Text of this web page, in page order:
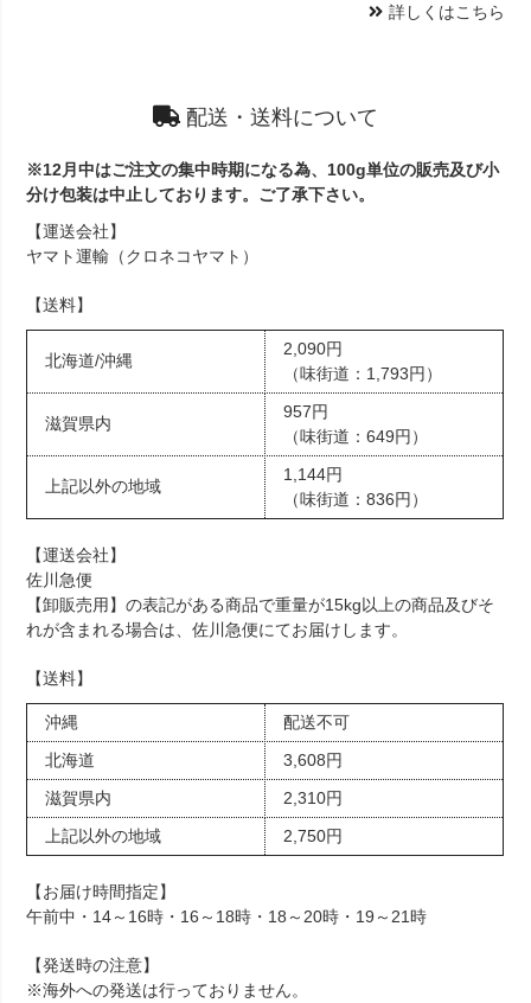
詳しくはこちら
配送・送料について
※12月中はご注文の集中時期になる為、100g単位の販売及び小
分け包装は中止しております。ご了承下さい。
【運送会社】
ヤマト運輸（クロネコヤマト）
【送料】
北海道/沖縄
2,090円
（味街道：1,793円）
滋賀県内
957円
（味街道：649円）
上記以外の地域
1,144円
（味街道：836円）
【運送会社】
佐川急便
【卸販売用】の表記がある商品で重量が15kg以上の商品及びそ
れが含まれる場合は、佐川急便にてお届けします。
【送料】
沖縄
配送不可
北海道
3,608円
滋賀県内
2,310円
上記以外の地域
2,750円
【お届け時間指定】
午前中・14～16時・16～18時・18～20時・19～21時
【発送時の注意】
※海外への発送は行っておりません。